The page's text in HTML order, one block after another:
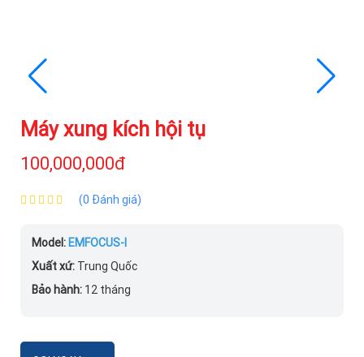
Máy xung kích hội tụ
100,000,000đ
(0 Đánh giá)
Model: EMFOCUS-I
Xuất xứ: Trung Quốc
Bảo hành: 12 tháng